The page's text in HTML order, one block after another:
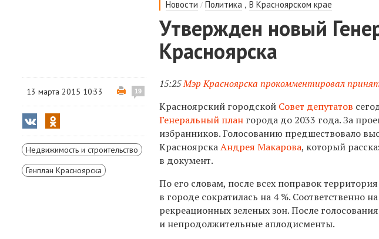
Новости /Политика ,В Красноярском крае
Утвержден новый
Красноярска
13 марта 2015 10:33 19
Недвижимость и строительство
Генплан Красноярска
15:25Мэр Красноярска прокомментировал
Красноярский городской Совет депутатов
Генеральный план города до 2033 года. За
избранников. Голосованию предшествовало
КрасноярскаАндрея Макарова, который
в документ.
По его словам, после всех поправок
в городе сократилась на 4 %. Соответственно
рекреационных зеленых зон. После
и непродолжительные аплодисменты.